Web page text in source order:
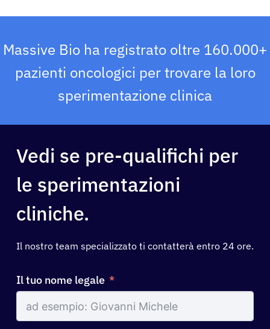
Soluzioni
Risorse
Chi siamo
Registrazione
Italiano
Massive Bio ha registrato oltre 160.000+
pazienti oncologici per trovare la loro
sperimentazione clinica
Vedi se pre-qualifichi per
le sperimentazioni
cliniche.
Il nostro team specializzato ti contatterà entro 24 ore.
Il tuo nome legale